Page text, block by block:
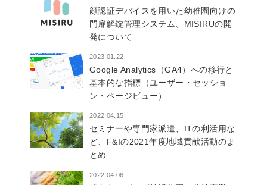
顔認証デバイスを用いた幼稚園向けの
門扉解錠管理システム、MISIRUの開
発について
2023.01.22
Google Analytics（GA4）への移行と
基本的な指標（ユーザー・セッショ
ン・ページビュー）
2022.04.15
セミナーや専門家派遣、ITの利活用な
ど、F&Iの2021年度地域貢献活動のま
とめ
2022.04.06